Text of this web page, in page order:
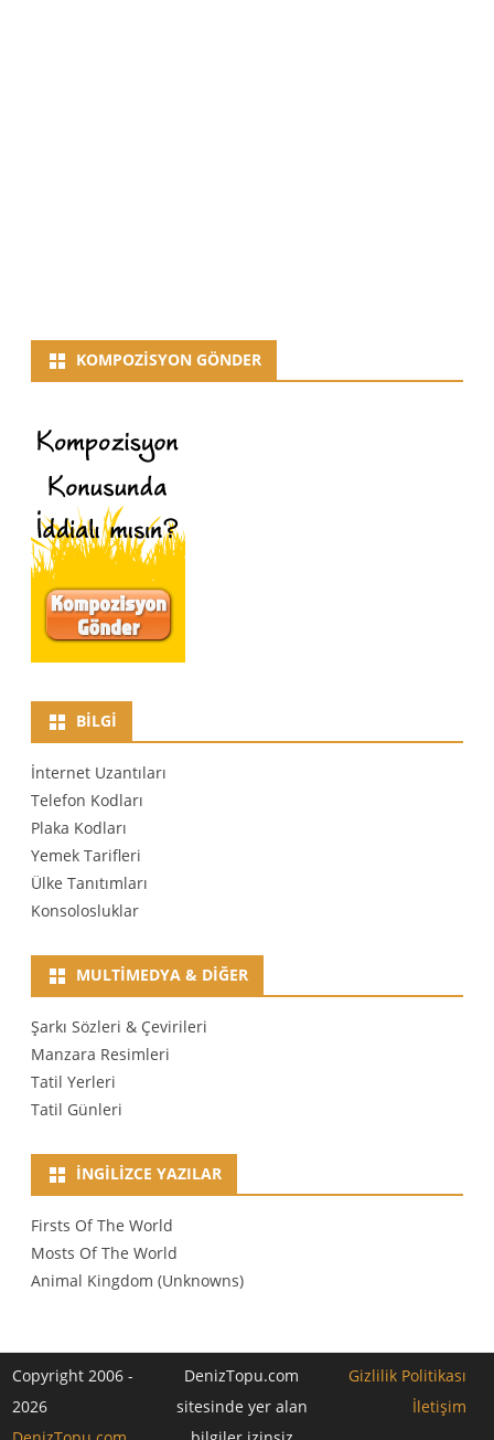
KOMPOZISYON GÖNDER
BILGI
İnternet Uzantıları
Telefon Kodları
Plaka Kodları
Yemek Tarifleri
Ülke Tanıtımları
Konsolosluklar
MULTIMEDYA & DIĞER
Şarkı Sözleri & Çevirileri
Manzara Resimleri
Tatil Yerleri
Tatil Günleri
İNGILIZCE YAZILAR
Firsts Of The World
Mosts Of The World
Animal Kingdom (Unknowns)
Copyright 2006 -
2026
DenizTopu.com
sitesinde yer alan
Gizlilik Politikası
İletişim